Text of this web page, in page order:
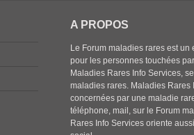
A PROPOS
Le Forum maladies rares est un
pour les personnes touchées
Maladies Rares Info Services,
maladies rares. Maladies
concernées par une maladie
téléphone, mail, sur le Forum
Rares Info Services oriente